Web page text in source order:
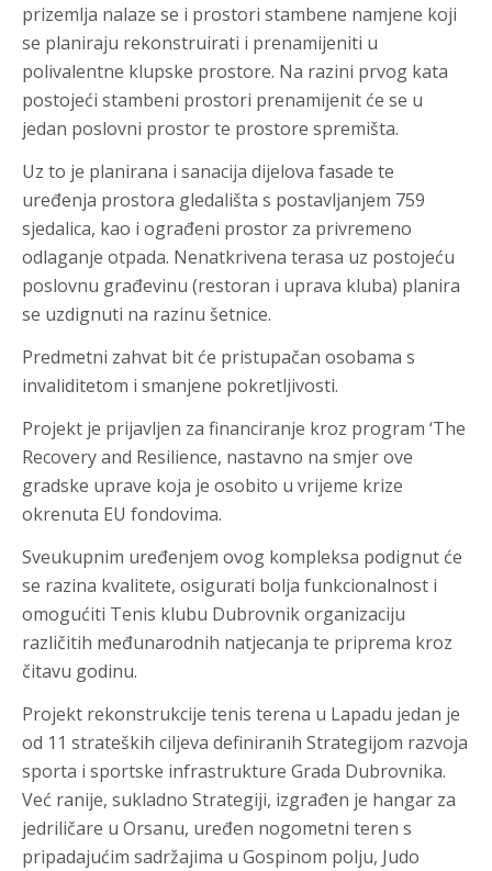
prizemlja nalaze se i prostori stambene namjene koji
se planiraju rekonstruirati i prenamijeniti u
polivalentne klupske prostore. Na razini prvog kata
postojeći stambeni prostori prenamijenit će se u
jedan poslovni prostor te prostore spremišta.
Uz to je planirana i sanacija dijelova fasade te
uređenja prostora gledališta s postavljanjem 759
sjedalica, kao i ograđeni prostor za privremeno
odlaganje otpada. Nenatkrivena terasa uz postojeću
poslovnu građevinu (restoran i uprava kluba) planira
se uzdignuti na razinu šetnice.
Predmetni zahvat bit će pristupačan osobama s
invaliditetom i smanjene pokretljivosti.
Projekt je prijavljen za financiranje kroz program ‘The
Recovery and Resilience, nastavno na smjer ove
gradske uprave koja je osobito u vrijeme krize
okrenuta EU fondovima.
Sveukupnim uređenjem ovog kompleksa podignut će
se razina kvalitete, osigurati bolja funkcionalnost i
omogućiti Tenis klubu Dubrovnik organizaciju
različitih međunarodnih natjecanja te priprema kroz
čitavu godinu.
Projekt rekonstrukcije tenis terena u Lapadu jedan je
od 11 strateških ciljeva definiranih Strategijom razvoja
sporta i sportske infrastrukture Grada Dubrovnika.
Već ranije, sukladno Strategiji, izgrađen je hangar za
jedriličare u Orsanu, uređen nogometni teren s
pripadajućim sadržajima u Gospinom polju, Judo